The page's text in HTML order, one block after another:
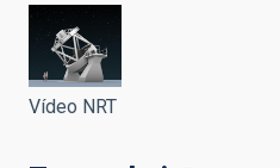
Vídeo NRT